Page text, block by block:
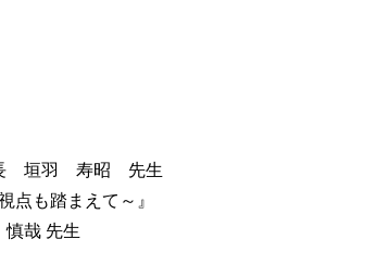
長 垣羽 寿昭 先生
点も踏まえて～』
哉 先生